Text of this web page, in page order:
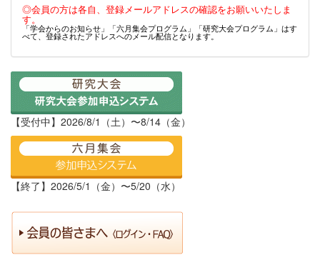
◎会員の方は各自、登録メールアドレスの確認をお願いいたしま
す。
「学会からのお知らせ」「六月集会プログラム」「研究大会プログラム」はす
べて、登録されたアドレスへのメール配信となります。
【受付中】2026/8/1（土）〜8/14（金）
【終了】2026/5/1（金）〜5/20（水）